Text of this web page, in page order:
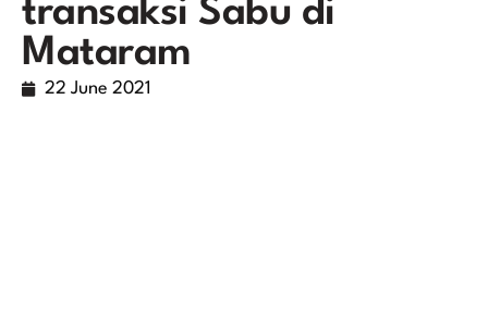
transaksi Sabu di
Mataram
22 June 2021